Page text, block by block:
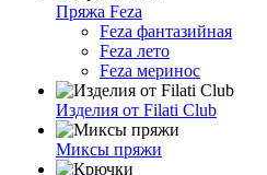
Пряжа Feza
Feza фантазийная
Feza лето
Feza меринос
Изделия от Filati Club
Миксы пряжи